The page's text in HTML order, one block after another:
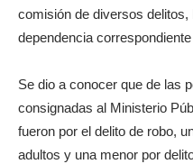
comisión de diversos
dependencia
Se dio a conocer que de las
consignadas al Ministerio
fueron por el delito de robo,
adultos y una menor por